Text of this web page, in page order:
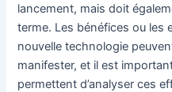
lancement, mais doit
terme. Les bénéfices ou les
nouvelle technologie
manifester, et il est
permettent d’analyser ces